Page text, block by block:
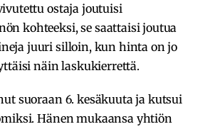
ostaja joutuisi
kohteeksi, se saattaisi joutua
juuri silloin, kun hinta on jo
näin laskukierrettä.
suoraan 6. kesäkuuta ja kutsui
Hänen mukaansa yhtiön